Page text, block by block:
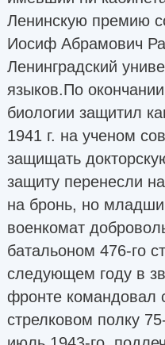
Ленинскую премию
Иосиф Абрамович
Ленинградский
языков.По
биологии защитил
1941 г. на ученом
защищать
защиту перенесли
на бронь, но
военкомат
батальоном 476-го
следующем году в
фронте командовал
стрелковом полку